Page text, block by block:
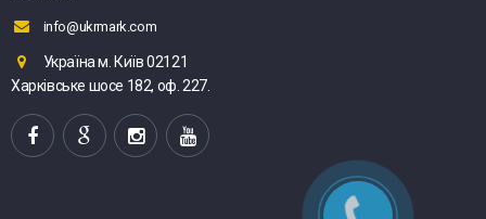
info@ukrmark.com
Україна м. Київ 02121
Харківське шосе 182, оф. 227.